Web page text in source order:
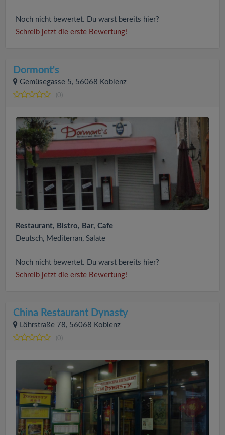
Noch nicht bewertet. Du warst bereits hier?
Schreib jetzt die erste Bewertung!
Dormont's
Gemüsegasse 5, 56068 Koblenz
(0)
Restaurant, Bistro, Bar, Cafe
Deutsch, Mediterran, Salate
Noch nicht bewertet. Du warst bereits hier?
Schreib jetzt die erste Bewertung!
China Restaurant Dynasty
Löhrstraße 78, 56068 Koblenz
(0)